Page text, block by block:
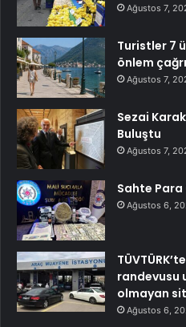
Ağustos 7,
Turistler 7
önlem
Ağustos 7,
Sezai
Buluştu
Ağustos 7,
Sahte Para
Ağustos 6,
randevusu
olmayan
Ağustos 6,